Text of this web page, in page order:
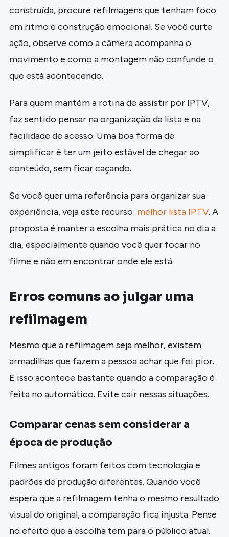
construída, procure refilmagens que tenham foco
em ritmo e construção emocional. Se você curte
ação, observe como a câmera acompanha o
movimento e como a montagem não confunde o
que está acontecendo.
Para quem mantém a rotina de assistir por IPTV,
faz sentido pensar na organização da lista e na
facilidade de acesso. Uma boa forma de
simplificar é ter um jeito estável de chegar ao
conteúdo, sem ficar caçando.
Se você quer uma referência para organizar sua
experiência, veja este recurso: melhor lista IPTV. A
proposta é manter a escolha mais prática no dia a
dia, especialmente quando você quer focar no
filme e não em encontrar onde ele está.
Erros comuns ao julgar uma
refilmagem
Mesmo que a refilmagem seja melhor, existem
armadilhas que fazem a pessoa achar que foi pior.
E isso acontece bastante quando a comparação é
feita no automático. Evite cair nessas situações.
Comparar cenas sem considerar a
época de produção
Filmes antigos foram feitos com tecnologia e
padrões de produção diferentes. Quando você
espera que a refilmagem tenha o mesmo resultado
visual do original, a comparação fica injusta. Pense
no efeito que a escolha tem para o público atual.